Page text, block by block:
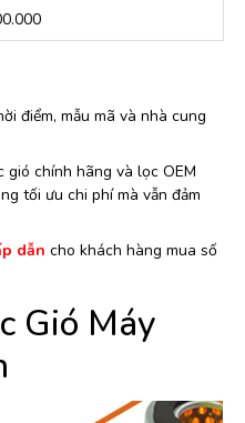
điểm, mẫu mã và nhà cung
chính hãng và lọc OEM
tối ưu chi phí mà vẫn đảm
dẫn cho khách hàng mua số
Gió Máy